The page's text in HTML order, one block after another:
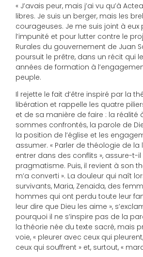
« J’avais peur, mais j’ai vu qu’à
libres. Je suis un berger, mais les
courageuses. Je me suis joint à
l’impunité et pour lutter contre le
Rurales du gouvernement de Juan
poursuit le prêtre, dans un récit qui
années de formation à
peuple.
Il rejette le fait d’être inspiré par la
libération et rappelle les quatre
et de sa manière de faire : la réalité
sommes confrontés, la parole de
la position de l’église et les
assumer. « Parler de théologie de la
entrer dans des conflits », assure-t-
pragmatisme. Puis, il revient à son
m’a converti ». La douleur qui naît
survivants, Maria, Zenaida, des
hommes qui ont perdu toute leur
leur dire que Dieu les aime »,
pourquoi il ne s’inspire pas de la
la théorie née du texte sacré, mais
voie, « pleurer avec ceux qui
ceux qui souffrent » et, surtout, «